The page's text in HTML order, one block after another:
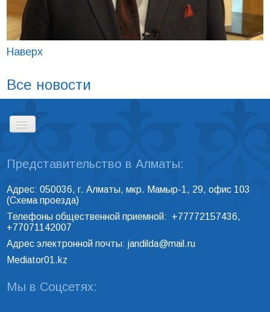
Наверх
Все новости
ГЛАВНАЯ
РЕЕСТР ПРОФЕССИОНАЛЬНЫХ
МЕДИАТОРОВ
Представительство в Алматы:
Адрес: 050036, г. Алматы, мкр. Мамыр-1, 29, офис 103
(Схема проезда)
Телефоны общественной приемной: +77772157436,
+77071142007
Адрес электронной почты:jandilda@mail.ru
Mediator01.kz
Мы в Соцсетях: